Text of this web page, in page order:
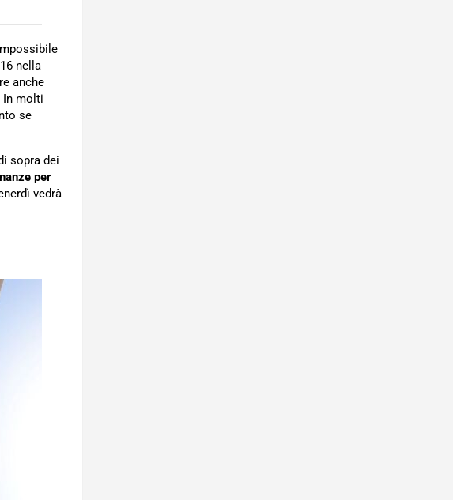
nella
anche
In molti
se
sopra dei
per
vedrà